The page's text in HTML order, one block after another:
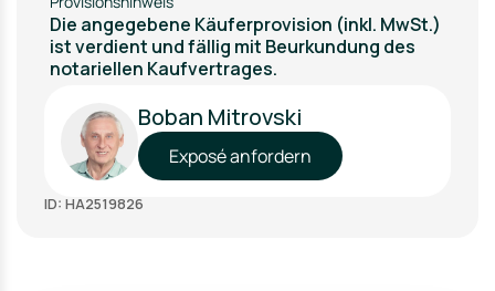
Die angegebene Käuferprovision (inkl. MwSt.)
ist verdient und fällig mit Beurkundung des
notariellen Kaufvertrages.
Boban Mitrovski
Exposé anfordern
ID: HA2519826